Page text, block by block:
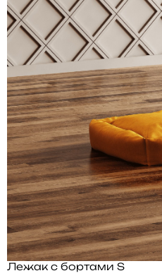
Лежак с бортами S